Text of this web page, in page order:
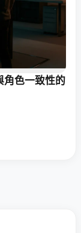
色一致性的